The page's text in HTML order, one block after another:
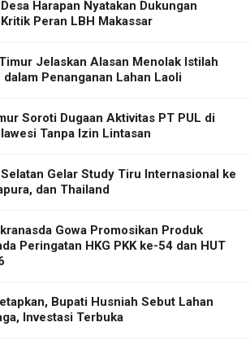
Harapan Nyatakan Dukungan
Peran LBH Makassar
Jelaskan Alasan Menolak Istilah
dalam Penanganan Lahan Laoli
Soroti Dugaan Aktivitas PT PUL di
Tanpa Izin Lintasan
Gelar Study Tiru Internasional ke
dan Thailand
Gowa Promosikan Produk
Peringatan HKG PKK ke-54 dan HUT
Bupati Husniah Sebut Lahan
Investasi Terbuka